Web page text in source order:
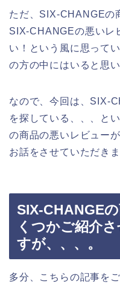
ただ、SIX-CHANGEの
SIX-CHANGEの悪いレ
い！という風に思って
の方の中にはいると思い
なので、今回は、SIX-
を探している、、、と
の商品の悪いレビュー
お話をさせていただき
SIX-CHANGE
くつかご紹介
すが、、、。
多分、こちらの記事を